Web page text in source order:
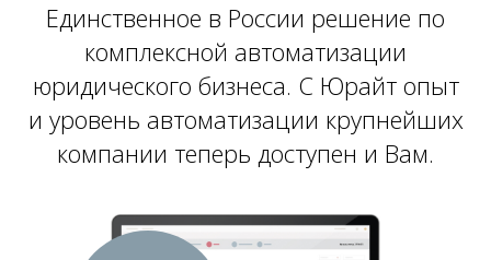
Единственное в России решение по
комплексной автоматизации
юридического бизнеса. С Юрайт опыт
и уровень автоматизации крупнейших
компании теперь доступен и Вам.